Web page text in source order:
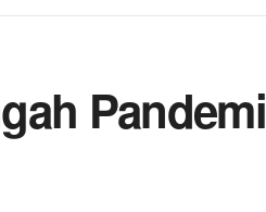
Pandemi